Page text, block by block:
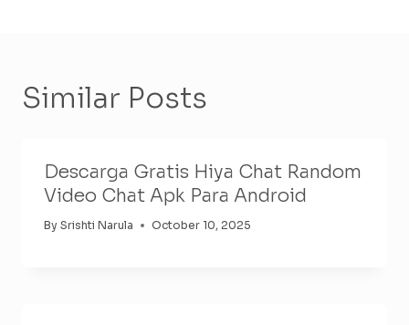
Similar Posts
Descarga Gratis Hiya Chat Random
Video Chat Apk Para Android
By Srishti Narula October 10, 2025